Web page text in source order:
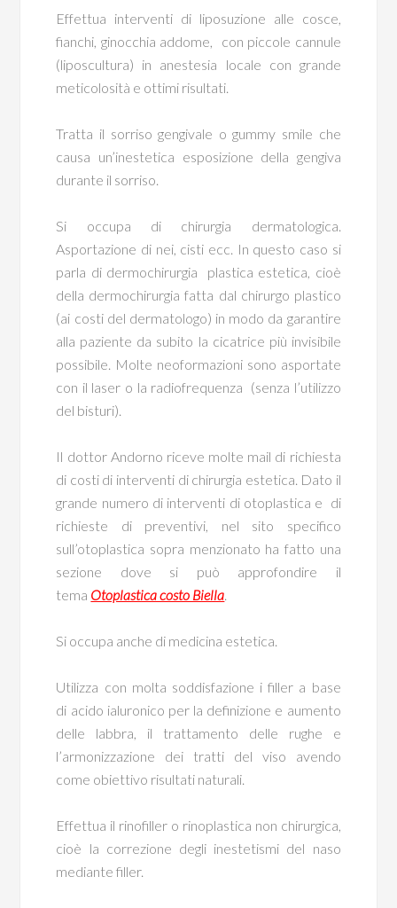
Effettua interventi di liposuzione alle cosce,
fianchi, ginocchia addome, con piccole cannule
(liposcultura) in anestesia locale con grande
meticolosità e ottimi risultati.
Tratta il sorriso gengivale o gummy smile che
causa un’inestetica esposizione della gengiva
durante il sorriso.
Si occupa di chirurgia dermatologica.
Asportazione di nei, cisti ecc. In questo caso si
parla di dermochirurgia plastica estetica, cioè
della dermochirurgia fatta dal chirurgo plastico
(ai costi del dermatologo) in modo da garantire
alla paziente da subito la cicatrice più invisibile
possibile. Molte neoformazioni sono asportate
con il laser o la radiofrequenza (senza l’utilizzo
del bisturi).
Il dottor Andorno riceve molte mail di richiesta
di costi di interventi di chirurgia estetica. Dato il
grande numero di interventi di otoplastica e di
richieste di preventivi, nel sito specifico
sull’otoplastica sopra menzionato ha fatto una
sezione dove si può approfondire il
tema Otoplastica costo Biella.
Si occupa anche di medicina estetica.
Utilizza con molta soddisfazione i filler a base
di acido ialuronico per la definizione e aumento
delle labbra, il trattamento delle rughe e
l’armonizzazione dei tratti del viso avendo
come obiettivo risultati naturali.
Effettua il rinofiller o rinoplastica non chirurgica,
cioè la correzione degli inestetismi del naso
mediante filler.